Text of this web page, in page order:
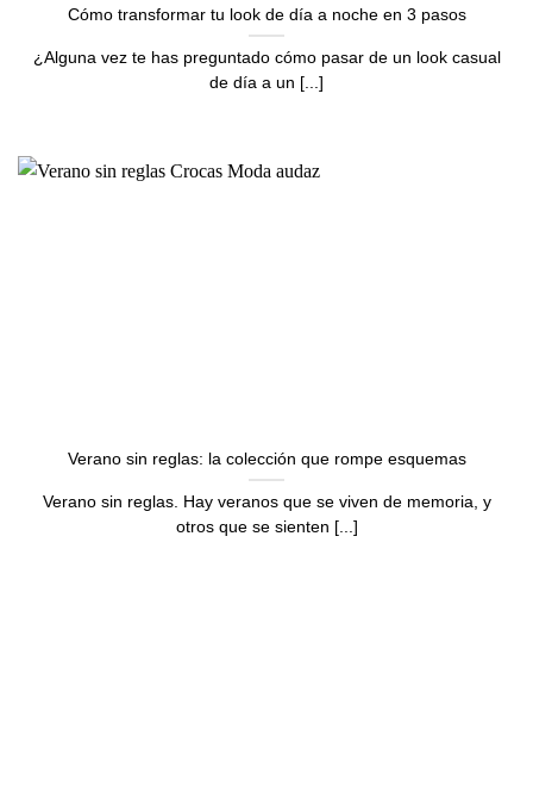
Cómo transformar tu look de día a noche en 3 pasos
¿Alguna vez te has preguntado cómo pasar de un look casual
de día a un [...]
Verano sin reglas: la colección que rompe esquemas
Verano sin reglas. Hay veranos que se viven de memoria, y
otros que se sienten [...]